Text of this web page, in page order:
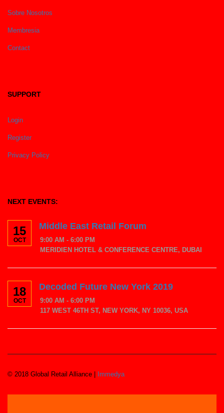
Sobre Nosotros
Membresia
Contact
SUPPORT
Login
Register
Privacy Policy
NEXT EVENTS:
15
OCT
Middle East Retail Forum
9:00 AM - 6:00 PM
MERIDIEN HOTEL & CONFERENCE CENTRE, DUBAI
18
OCT
Decoded Future New York 2019
9:00 AM - 6:00 PM
117 WEST 46TH ST, NEW YORK, NY 10036, USA
© 2018 Global Retail Alliance | Immedya